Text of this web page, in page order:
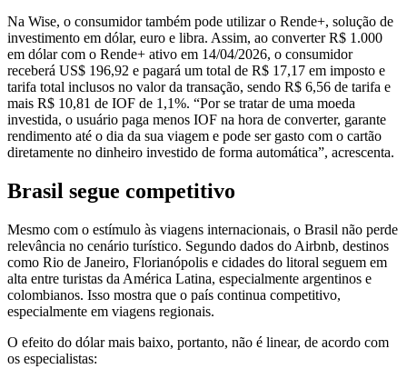
Na Wise, o consumidor também pode utilizar o Rende+, solução de
investimento em dólar, euro e libra. Assim, ao converter R$ 1.000
em dólar com o Rende+ ativo em 14/04/2026, o consumidor
receberá US$ 196,92 e pagará um total de R$ 17,17 em imposto e
tarifa total inclusos no valor da transação, sendo R$ 6,56 de tarifa e
mais R$ 10,81 de IOF de 1,1%. “Por se tratar de uma moeda
investida, o usuário paga menos IOF na hora de converter, garante
rendimento até o dia da sua viagem e pode ser gasto com o cartão
diretamente no dinheiro investido de forma automática”, acrescenta.
Brasil segue competitivo
Mesmo com o estímulo às viagens internacionais, o Brasil não perde
relevância no cenário turístico. Segundo dados do Airbnb, destinos
como Rio de Janeiro, Florianópolis e cidades do litoral seguem em
alta entre turistas da América Latina, especialmente argentinos e
colombianos. Isso mostra que o país continua competitivo,
especialmente em viagens regionais.
O efeito do dólar mais baixo, portanto, não é linear, de acordo com
os especialistas: